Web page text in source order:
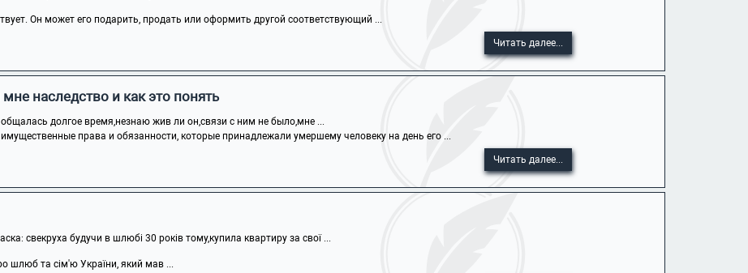
Он может его подарить, продать или оформить другой соответствующий ...
Читать далее...
наследство и как это понять
долгое время,незнаю жив ли он,связи с ним не было,мне ...
права и обязанности, которые принадлежали умершему человеку на день его ...
Читать далее...
свекруха будучи в шлюбі 30 років тому,купила квартиру за свої ...
шлюб та сім'ю України, який мав ...